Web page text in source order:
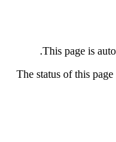
This page is
The status of this